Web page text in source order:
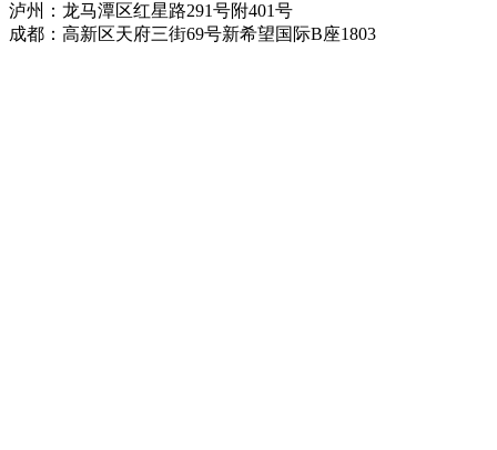
泸州：龙马潭区红星路291号附401号
成都：高新区天府三街69号新希望国际B座1803